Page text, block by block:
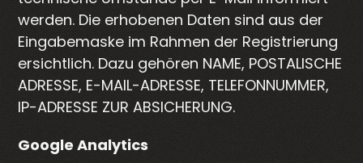
werden. Die erhobenen Daten sind aus der
Eingabemaske im Rahmen der Registrierung
ersichtlich. Dazu gehören NAME, POSTALISCHE
ADRESSE, E-MAIL-ADRESSE, TELEFONNUMMER,
IP-ADRESSE ZUR ABSICHERUNG.
Google Analytics